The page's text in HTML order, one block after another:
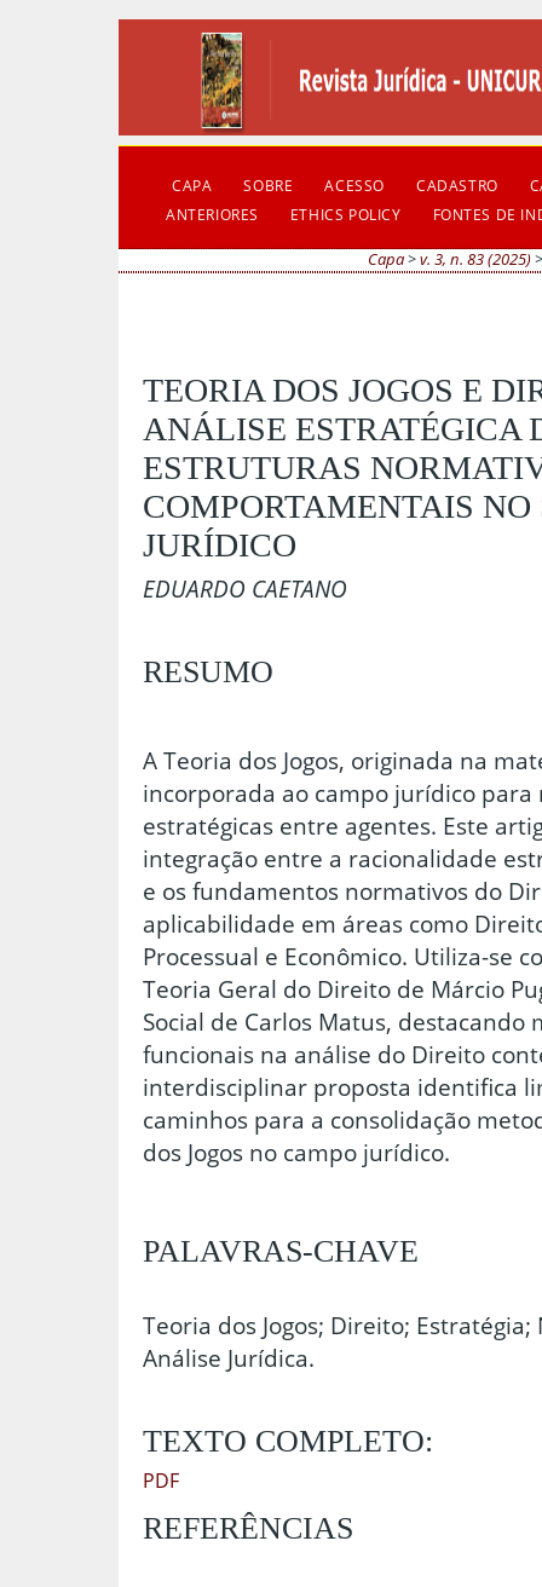
CAPA SOBRE ACESSO CADASTRO
ANTERIORES
ETHICS POLICY FONTES DE
Capa>v. 3, n. 83 (2025)
TEORIA DOS JOGOS E
ANÁLISE ESTRATÉGICA
ESTRUTURAS
COMPORTAMENTAIS NO
JURÍDICO
EDUARDO CAETANO
RESUMO
A Teoria dos Jogos, originada na
incorporada ao campo jurídico
estratégicas entre agentes. Este
integração entre a racionalidade
e os fundamentos normativos do
aplicabilidade em áreas como
Processual e Econômico. Utiliza-se
Teoria Geral do Direito de Márcio
Social de Carlos Matus, destacando
funcionais na análise do Direito
interdisciplinar proposta identifica
caminhos para a consolidação
dos Jogos no campo jurídico.
PALAVRAS-CHAVE
Teoria dos Jogos; Direito;
Análise Jurídica.
TEXTO COMPLETO:
PDF
REFERÊNCIAS